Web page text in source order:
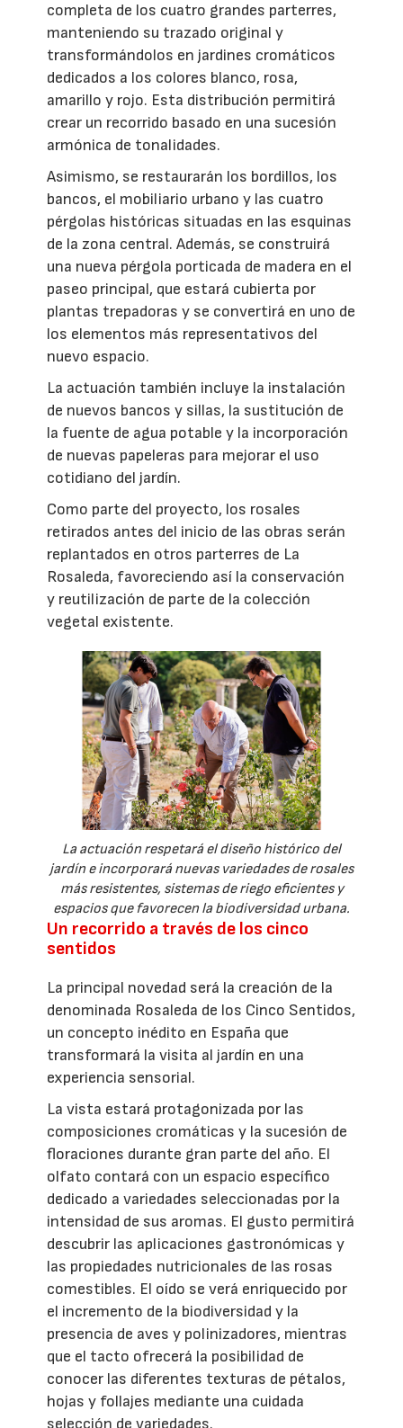
completa de los cuatro grandes parterres,
manteniendo su trazado original y
transformándolos en jardines cromáticos
dedicados a los colores blanco, rosa,
amarillo y rojo. Esta distribución permitirá
crear un recorrido basado en una sucesión
armónica de tonalidades.
Asimismo, se restaurarán los bordillos, los
bancos, el mobiliario urbano y las cuatro
pérgolas históricas situadas en las esquinas
de la zona central. Además, se construirá
una nueva pérgola porticada de madera en el
paseo principal, que estará cubierta por
plantas trepadoras y se convertirá en uno de
los elementos más representativos del
nuevo espacio.
La actuación también incluye la instalación
de nuevos bancos y sillas, la sustitución de
la fuente de agua potable y la incorporación
de nuevas papeleras para mejorar el uso
cotidiano del jardín.
Como parte del proyecto, los rosales
retirados antes del inicio de las obras serán
replantados en otros parterres de La
Rosaleda, favoreciendo así la conservación
y reutilización de parte de la colección
vegetal existente.
La actuación respetará el diseño histórico del
jardín e incorporará nuevas variedades de rosales
más resistentes, sistemas de riego eficientes y
espacios que favorecen la biodiversidad urbana.
Un recorrido a través de los cinco
sentidos
La principal novedad será la creación de la
denominada Rosaleda de los Cinco Sentidos,
un concepto inédito en España que
transformará la visita al jardín en una
experiencia sensorial.
La vista estará protagonizada por las
composiciones cromáticas y la sucesión de
floraciones durante gran parte del año. El
olfato contará con un espacio específico
dedicado a variedades seleccionadas por la
intensidad de sus aromas. El gusto permitirá
descubrir las aplicaciones gastronómicas y
las propiedades nutricionales de las rosas
comestibles. El oído se verá enriquecido por
el incremento de la biodiversidad y la
presencia de aves y polinizadores, mientras
que el tacto ofrecerá la posibilidad de
conocer las diferentes texturas de pétalos,
hojas y follajes mediante una cuidada
selección de variedades.